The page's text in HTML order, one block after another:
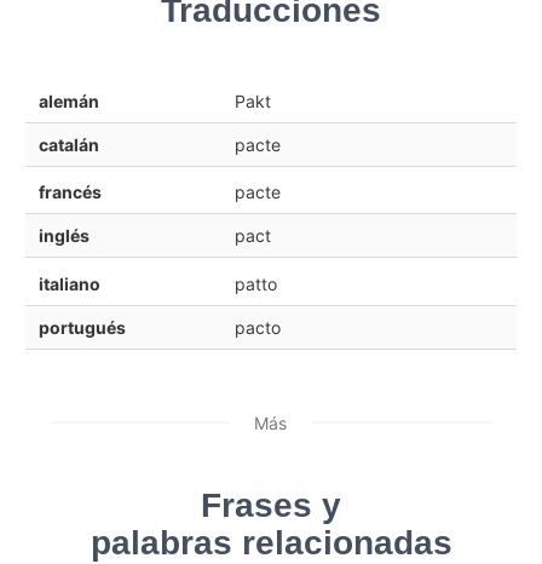
Traducciones
alemán Pakt
catalán pacte
francés pacte
inglés pact
italiano patto
portugués pacto
Más
Frases y
palabras relacionadas